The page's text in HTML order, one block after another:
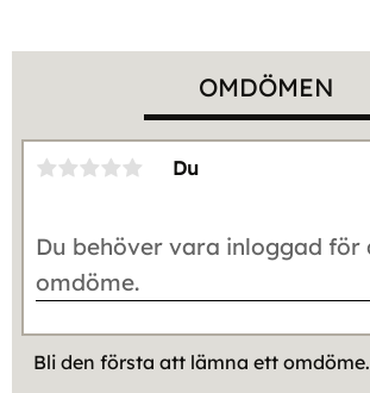
OMDÖMEN
Du
Bli den första att lämna ett omdöme.